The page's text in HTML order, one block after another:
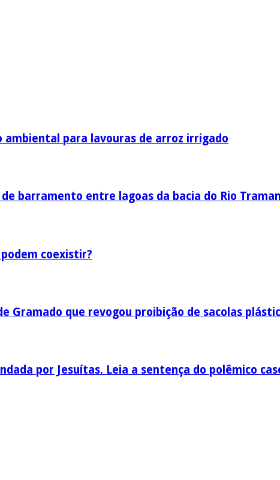
ambiental para lavouras de arroz irrigado
barramento entre lagoas da bacia do Rio
coexistir?
Gramado que revogou proibição de sacolas
por Jesuítas. Leia a sentença do polêmico